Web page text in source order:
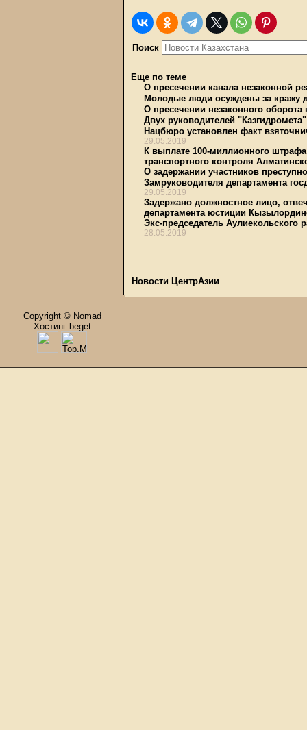
Поиск
Еще по теме
О пресечении канала незаконной
Молодые люди осуждены за кражу
О пресечении незаконного оборота
Двух руководителей
Нацбюро установлен факт
29.05.2019
К выплате 100-миллионного
транспортного контроля
О задержании участников
Замруководителя департамента
29.05.2019
Задержано должностное лицо,
департамента юстиции
Экс-председатель Аулиекольского
28.05.2019
Новости ЦентрАзии
Copyright © Nomad
Хостинг beget